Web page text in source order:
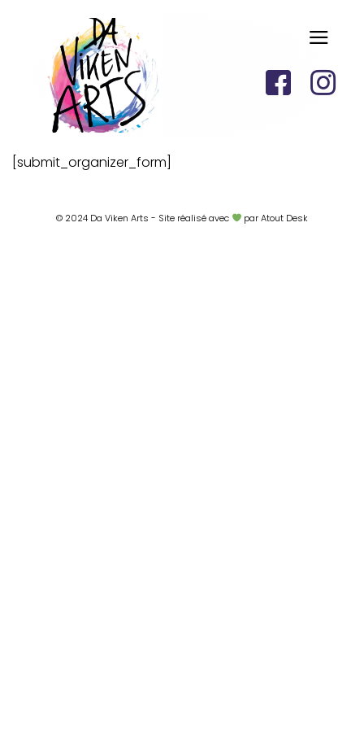
[submit_organizer_form]
© 2024 Da Viken Arts - Site réalisé avec par Atout Desk